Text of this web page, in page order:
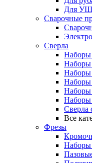
Для
Сварочные
Сверла
Наборы
Наборы
Наборы
Наборы
Наборы
Наборы
Сверла
Все
Фрезы
Наборы